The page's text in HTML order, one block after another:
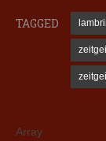
TAGGED
Array